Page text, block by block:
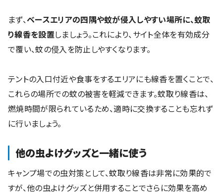
まず、ベースエリアの四隅や蚊が侵入しやすい場所に、蚊取
り線香を設置しましょう。これにより、サイト全体を有効成分
で覆い、蚊の侵入を防止しやすくなります。
テントの入口付近や食事をするエリアにも線香を置くことで、
これらの場所での蚊の被害を軽減できます。蚊取り線香は、
燃焼時間が限られているため、適時に交換することも忘れず
に行いましょう。
他の虫よけグッズと一緒に使う
キャンプ場での虫対策として、蚊取り線香は非常に効果的で
すが、他の虫よけグッズと併用することでさらに効果を高め